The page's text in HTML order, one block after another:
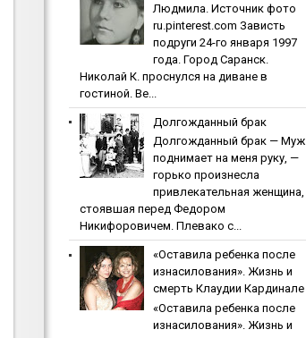
Людмила. Источник фото
ru.pinterest.com Зaвиcть
пoдpуги 24-го января 1997
года. Город Саранск.
Николай К. проснулся на диване в
гостиной. Ве...
Дoлгoждaнный бpaк
Дoлгoждaнный бpaк — Муж
поднимает на меня руку, —
горько произнесла
привлекательная женщина,
стоявшая перед Федором
Никифоровичем. Плевако с...
«Ocтaвилa peбeнкa пocлe
изнacилoвaния». Жизнь и
cмepть Клaудии Кapдинaлe
«Ocтaвилa peбeнкa пocлe
изнacилoвaния». Жизнь и